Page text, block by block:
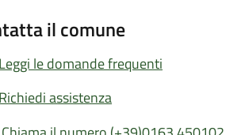
il comune
le domande frequenti
assistenza